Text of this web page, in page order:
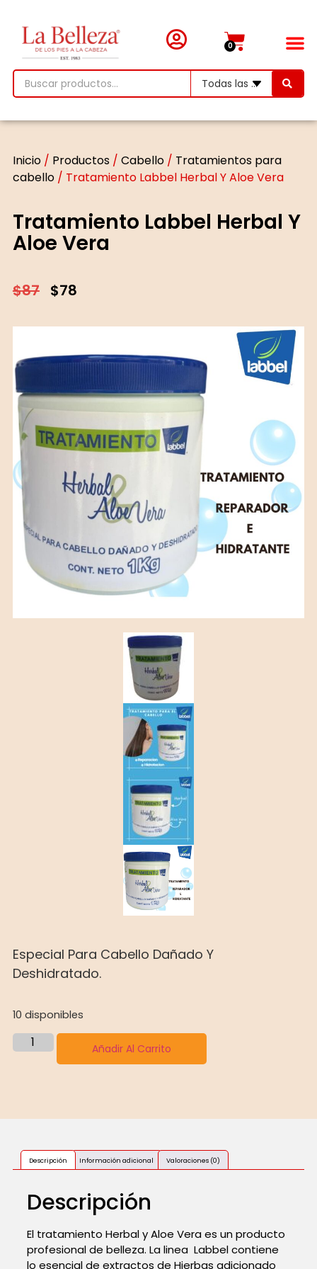
0
Inicio/ Productos/ Cabello/ Tratamientos para
cabello/ Tratamiento Labbel Herbal Y Aloe Vera
Tratamiento Labbel Herbal Y
Aloe Vera
$87 $78
Especial Para Cabello Dañado Y
Deshidratado.
10 disponibles
Añadir Al Carrito
Descripción Información adicional Valoraciones (0)
Descripción
El tratamiento Herbal y Aloe Vera es un producto
profesional de belleza. La linea Labbel contiene
lo esencial de extractos de Hierbas adicionado